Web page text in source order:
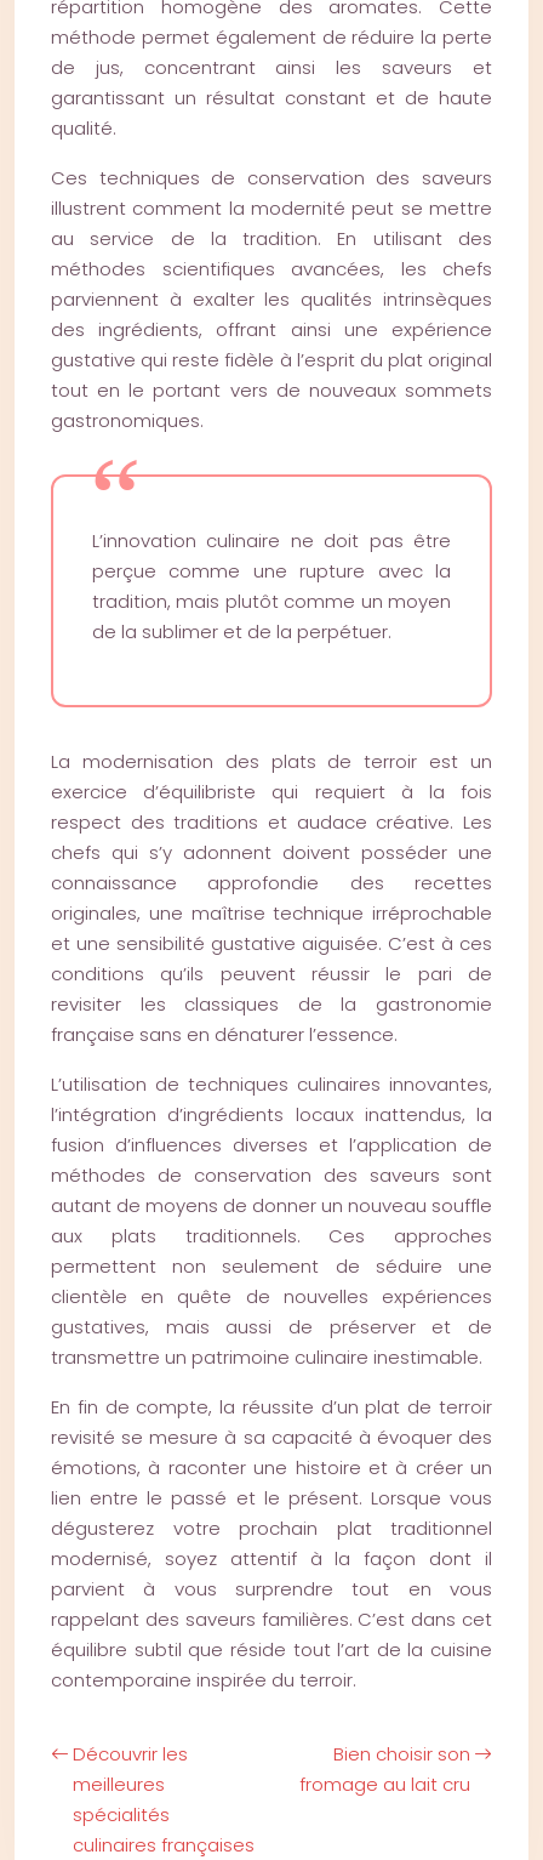
répartition homogène des aromates. Cette
méthode permet également de réduire la perte
de jus, concentrant ainsi les saveurs et
garantissant un résultat constant et de haute
qualité.
Ces techniques de conservation des saveurs
illustrent comment la modernité peut se mettre
au service de la tradition. En utilisant des
méthodes scientifiques avancées, les chefs
parviennent à exalter les qualités intrinsèques
des ingrédients, offrant ainsi une expérience
gustative qui reste fidèle à l’esprit du plat original
tout en le portant vers de nouveaux sommets
gastronomiques.
L’innovation culinaire ne doit pas être
perçue comme une rupture avec la
tradition, mais plutôt comme un moyen
de la sublimer et de la perpétuer.
La modernisation des plats de terroir est un
exercice d’équilibriste qui requiert à la fois
respect des traditions et audace créative. Les
chefs qui s’y adonnent doivent posséder une
connaissance approfondie des recettes
originales, une maîtrise technique irréprochable
et une sensibilité gustative aiguisée. C’est à ces
conditions qu’ils peuvent réussir le pari de
revisiter les classiques de la gastronomie
française sans en dénaturer l’essence.
L’utilisation de techniques culinaires innovantes,
l’intégration d’ingrédients locaux inattendus, la
fusion d’influences diverses et l’application de
méthodes de conservation des saveurs sont
autant de moyens de donner un nouveau souffle
aux plats traditionnels. Ces approches
permettent non seulement de séduire une
clientèle en quête de nouvelles expériences
gustatives, mais aussi de préserver et de
transmettre un patrimoine culinaire inestimable.
En fin de compte, la réussite d’un plat de terroir
revisité se mesure à sa capacité à évoquer des
émotions, à raconter une histoire et à créer un
lien entre le passé et le présent. Lorsque vous
dégusterez votre prochain plat traditionnel
modernisé, soyez attentif à la façon dont il
parvient à vous surprendre tout en vous
rappelant des saveurs familières. C’est dans cet
équilibre subtil que réside tout l’art de la cuisine
contemporaine inspirée du terroir.
Découvrir les
meilleures
spécialités
culinaires françaises
Bien choisir son
fromage au lait cru